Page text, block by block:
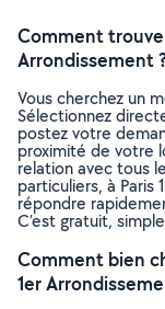
Comment
Arrondissement
Vous cherchez un
Sélectionnez
postez votre
proximité de votre
relation avec tous
particuliers, à Paris
répondre
C’est gratuit,
Comment bien
1er